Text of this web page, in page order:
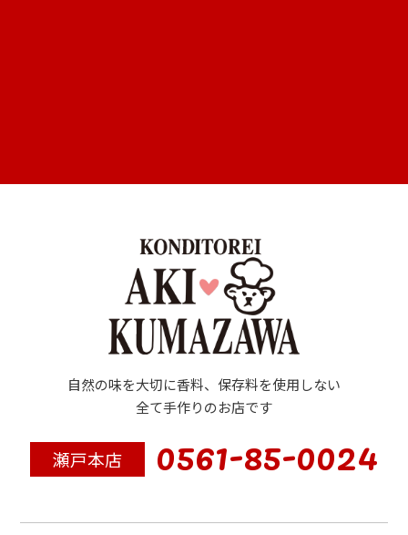
自然の味を大切に香料、保存料を使用しない
全て手作りのお店です
瀬戸本店 0561-85-0024